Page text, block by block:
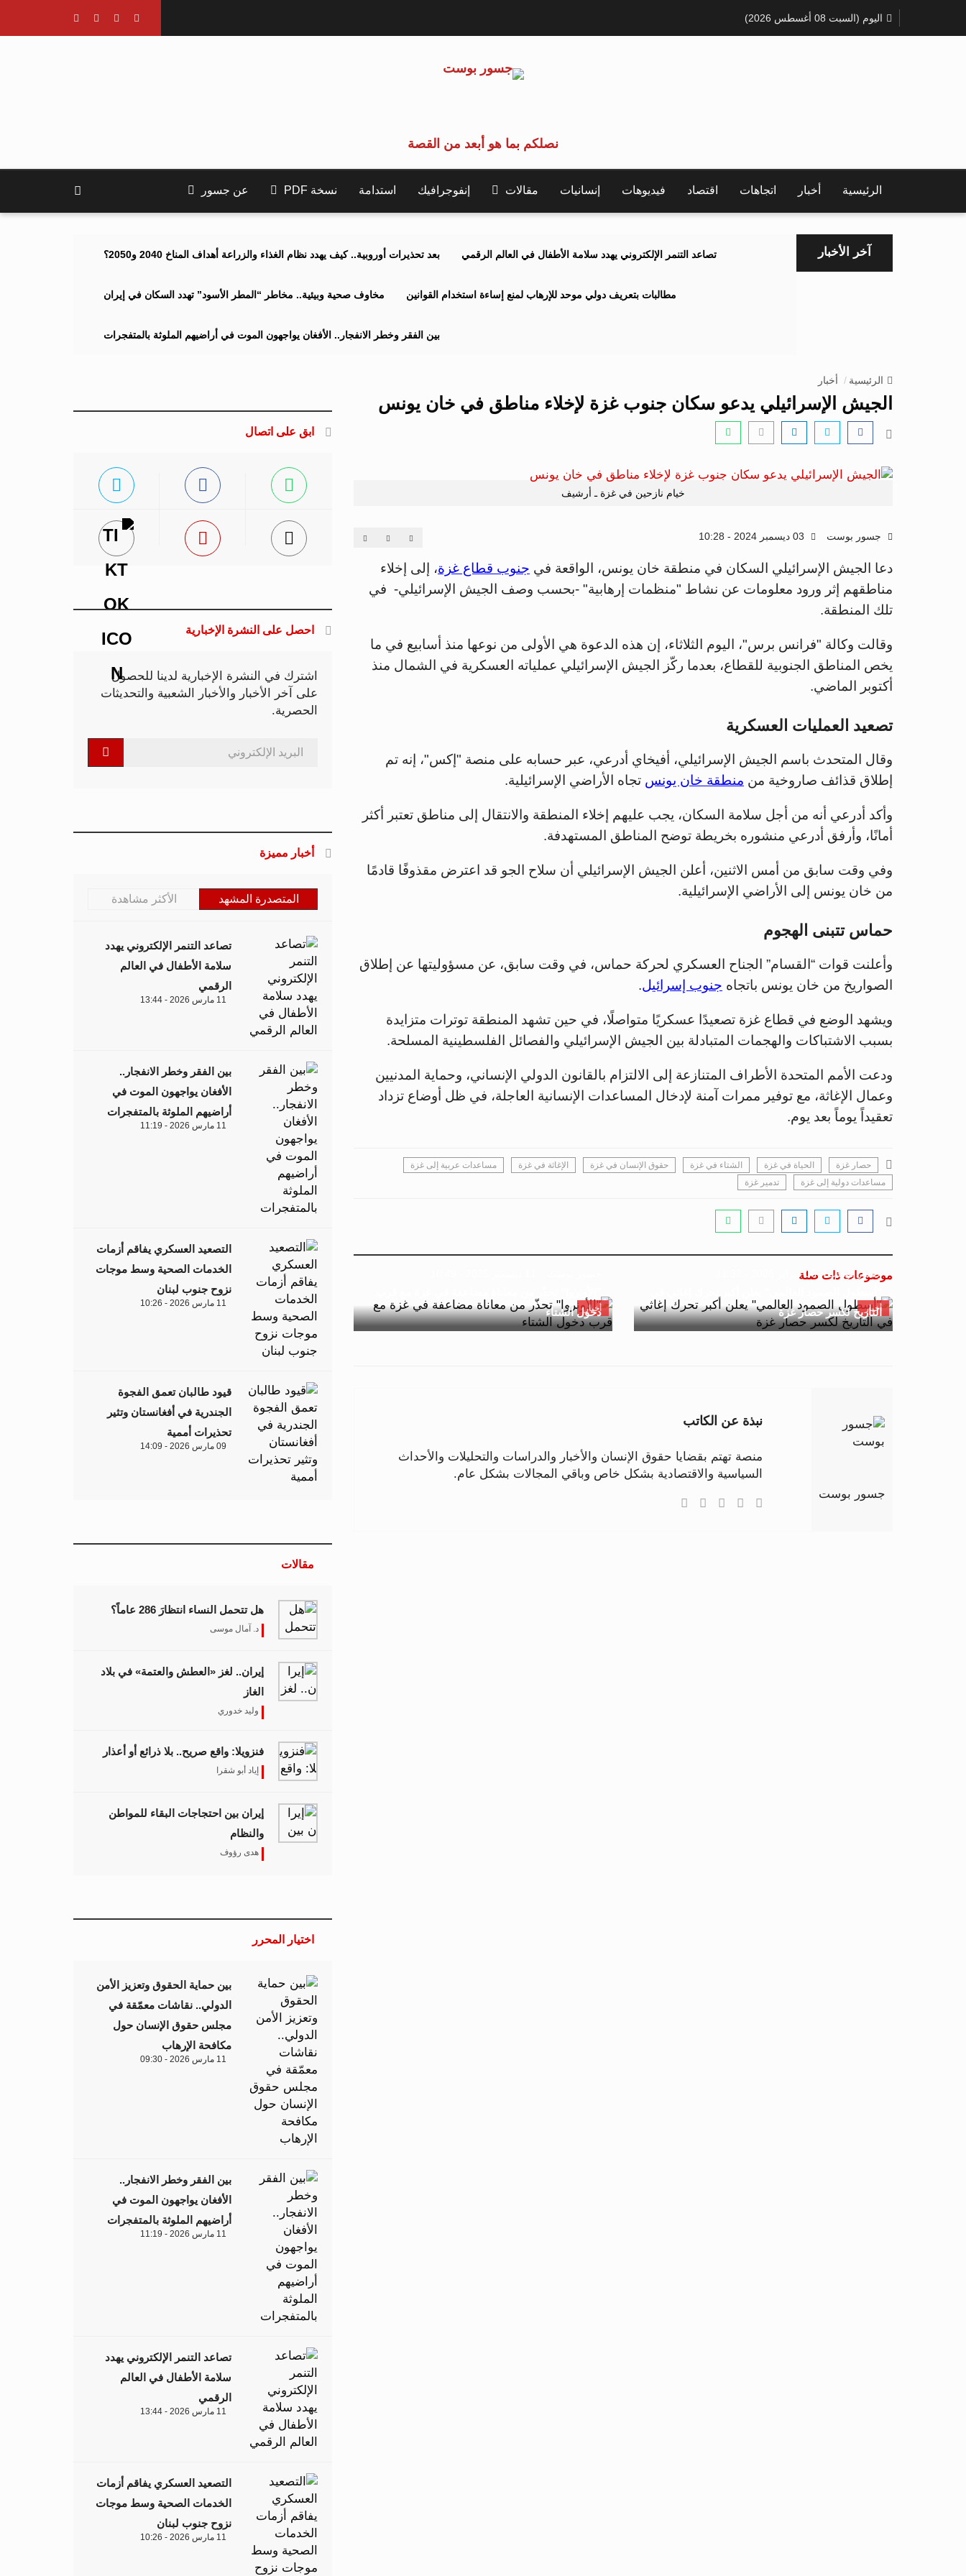
اليوم (السبت 08 أغسطس 2026)
نصلكم بما هو أبعد من القصة
الرئيسية أخبار اتجاهات اقتصاد فيديوهات إنسانيات مقالات إنفوجرافيك استدامة نسخة PDF عن جسور
آخر الأخبار بعد تحذيرات أوروبية.. كيف يهدد نظام الغذاء والزراعة أهداف المناخ 2040 و2050؟ تصاعد التنمر الإلكتروني يهدد سلامة الأطفال في العالم الرقمي
مخاوف صحية وبيئية.. مخاطر “المطر الأسود” تهدد السكان في إيران مطالبات بتعريف دولي موحد للإرهاب لمنع إساءة استخدام القوانين
بين الفقر وخطر الانفجار.. الأفغان يواجهون الموت في أراضيهم الملوثة بالمتفجرات
الرئيسية أخبار
الجيش الإسرائيلي يدعو سكان جنوب غزة لإخلاء مناطق في خان يونس
خيام نازحين في غزة ـ أرشيف
جسور بوست
دعا الجيش الإسرائيلي السكان في منطقة خان يونس، الواقعة في جنوب قطاع غزة، إلى إخلاء
مناطقهم إثر ورود معلومات عن نشاط "منظمات إرهابية" -بحسب وصف الجيش الإسرائيلي- في
تلك المنطقة.
وقالت وكالة "فرانس برس"، اليوم الثلاثاء، إن هذه الدعوة هي الأولى من نوعها منذ أسابيع في ما
يخص المناطق الجنوبية للقطاع، بعدما ركّز الجيش الإسرائيلي عملياته العسكرية في الشمال منذ
أكتوبر الماضي.
تصعيد العمليات العسكرية
وقال المتحدث باسم الجيش الإسرائيلي، أفيخاي أدرعي، عبر حسابه على منصة "إكس"، إنه تم
إطلاق قذائف صاروخية من منطقة خان يونس تجاه الأراضي الإسرائيلية.
وأكد أدرعي أنه من أجل سلامة السكان، يجب عليهم إخلاء المنطقة والانتقال إلى مناطق تعتبر أكثر
أمانًا، وأرفق أدرعي منشوره بخريطة توضح المناطق المستهدفة.
وفي وقت سابق من أمس الاثنين، أعلن الجيش الإسرائيلي أن سلاح الجو قد اعترض مقذوفًا قادمًا
من خان يونس إلى الأراضي الإسرائيلية.
حماس تتبنى الهجوم
وأعلنت قوات “القسام” الجناح العسكري لحركة حماس، في وقت سابق، عن مسؤوليتها عن إطلاق
الصواريخ من خان يونس باتجاه جنوب إسرائيل.
ويشهد الوضع في قطاع غزة تصعيدًا عسكريًا متواصلًا، في حين تشهد المنطقة توترات متزايدة
بسبب الاشتباكات والهجمات المتبادلة بين الجيش الإسرائيلي والفصائل الفلسطينية المسلحة.
ودعت الأمم المتحدة الأطراف المتنازعة إلى الالتزام بالقانون الدولي الإنساني، وحماية المدنيين
وعمال الإغاثة، مع توفير ممرات آمنة لإدخال المساعدات الإنسانية العاجلة، في ظل أوضاع تزداد
تعقيداً يوماً بعد يوم.
حصار غزة الحياة في غزة الشتاء في غزة حقوق الإنسان في غزة الإغاثة في غزة
مساعدات عربية إلى غزة
مساعدات دولية إلى غزة
تدمير غزة
موضوعات ذات صلة
أخبار
جسور بوست 06 فبراير 2026 - 11:32
التاريخ لكسر حصار غزة
أخبار
دخول الشتاء
جسور بوست
نبذة عن الكاتب
منصة تهتم بقضايا حقوق الإنسان والأخبار والدراسات والتحليلات والأحداث
السياسية والاقتصادية بشكل خاص وباقي المجالات بشكل عام.
ابق على اتصال
احصل على النشرة الإخبارية
اشترك في النشرة الإخبارية لدينا للحصول
على آخر الأخبار والأخبار الشعبية والتحديثات
الحصرية.
أخبار مميزة
المتصدرة المشهد الأكثر مشاهدة
تصاعد التنمر الإلكتروني يهدد
سلامة الأطفال في العالم
الرقمي
11 مارس 2026 - 13:44
بين الفقر وخطر الانفجار..
الأفغان يواجهون الموت في
أراضيهم الملوثة بالمتفجرات
11 مارس 2026 - 11:19
التصعيد العسكري يفاقم أزمات
الخدمات الصحية وسط موجات
نزوح جنوب لبنان
11 مارس 2026 - 10:26
قيود طالبان تعمق الفجوة
الجندرية في أفغانستان وتثير
تحذيرات أممية
09 مارس 2026 - 14:09
مقالات
هل تتحمل النساء انتظارَ 286 عاماً؟
د. آمال موسى
إيران.. لغز «العطش والعتمة» في بلاد
الغاز
وليد خدوري
فنزويلا: واقع صريح.. بلا ذرائع أو أعذار
إياد أبو شقرا
إيران بين احتجاجات البقاء للمواطن
والنظام
هدى رؤوف
اختيار المحرر
بين حماية الحقوق وتعزيز الأمن
الدولي.. نقاشات معمّقة في
مجلس حقوق الإنسان حول
مكافحة الإرهاب
11 مارس 2026 - 09:30
بين الفقر وخطر الانفجار..
الأفغان يواجهون الموت في
أراضيهم الملوثة بالمتفجرات
11 مارس 2026 - 11:19
تصاعد التنمر الإلكتروني يهدد
سلامة الأطفال في العالم
الرقمي
11 مارس 2026 - 13:44
التصعيد العسكري يفاقم أزمات
الخدمات الصحية وسط موجات
نزوح جنوب لبنان
11 مارس 2026 - 10:26